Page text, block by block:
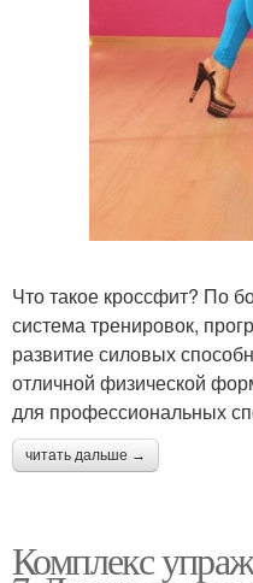
Что такое кроссфит? По
система тренировок,
развитие силовых
отличной физической
для профессиональных
читать дальше →
Комплекс